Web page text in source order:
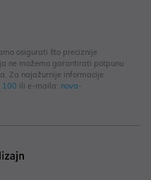
osigurati što preciznije
ne možemo garantirati potpunu
Za najažurnije informacije
100 ili e-maila: nova-